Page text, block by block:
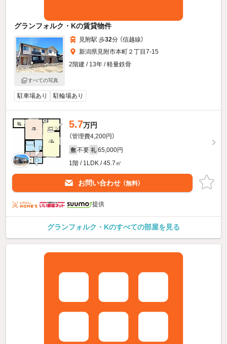
グランフォルク・Kの賃貸物件
すべての写真
見附駅 歩32分 （信越線）
新潟県見附市本町２丁目7-15
2階建 / 13年 / 軽量鉄骨
駐車場あり 駐輪場あり
5.7万円
（管理費4,200円）
敷 不要 礼 65,000円
1階 / 1LDK / 45.7㎡
お問い合わせ （無料）
提供
グランフォルク・Kのすべての部屋を見る